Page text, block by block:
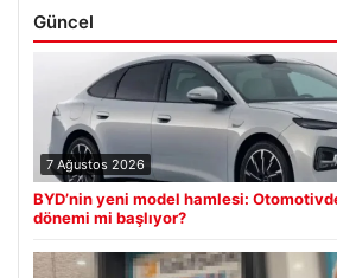
Güncel
7 Ağustos 2026
BYD’nin yeni model hamlesi:
dönemi mi başlıyor?